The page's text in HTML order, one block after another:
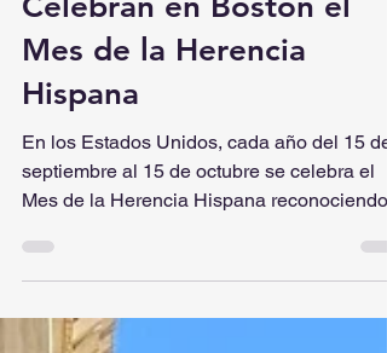
Celebran en Boston el
Mes de la Herencia
Hispana
En los Estados Unidos, cada año del 15 de
Mes de la Herencia Hispana reconociendo
las...